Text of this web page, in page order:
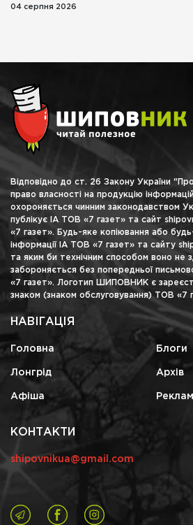
04 серпня 2026
Відповідно до ст. 26 Закону України "Про
право власності на продукцію
охороняється чинним законодавством
публікує ІА ТОВ «7 газет» та сайт
«7 газет». Будь-яке копіювання або
інформації ІА ТОВ «7 газет» та сайту
та яким би технічним способом воно не
забороняється без попередньої
«7 газет». Логотип ШИПОВНИК є
знаком (знаком обслуговування) ТОВ «7
НАВІГАЦІЯ
Головна Блоги
Лонгрід Архів
Афіша
КОНТАКТИ
shipovnikua@gmail.com